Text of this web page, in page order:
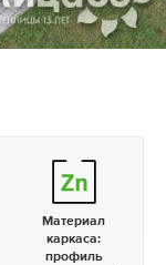
Материал
каркаса:
профиль